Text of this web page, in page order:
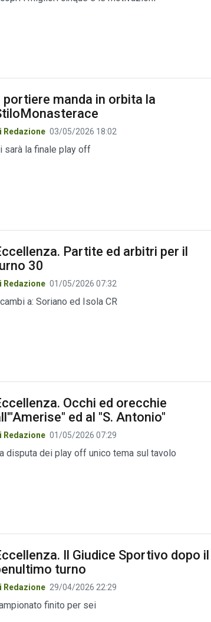
Il portiere manda in orbita la
Redazione 03/05/2026 18:02
sarà la finale play off
Partite ed arbitri per il
30
Redazione 01/05/2026 07:32
a: Soriano ed Isola CR
Occhi ed orecchie
ed al "S. Antonio"
Redazione 01/05/2026 07:29
disputa dei play off unico tema sul tavolo
Il Giudice Sportivo dopo il
turno
Redazione 29/04/2026 22:29
finito per sei